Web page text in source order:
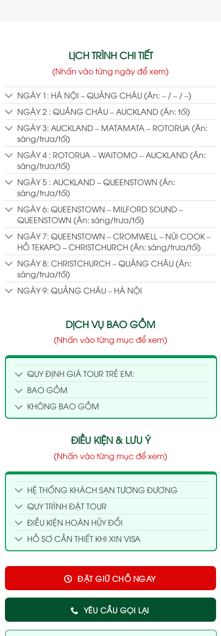
LỊCH TRÌNH CHI TIẾT
(Nhấn vào từng ngày để xem)
NGÀY 1: HÀ NỘI – QUẢNG CHÂU (Ăn: – / – / –)
NGÀY 2 : QUẢNG CHÂU – AUCKLAND (Ăn: tối)
NGÀY 3: AUCKLAND – MATAMATA – ROTORUA (Ăn:
sáng/trưa/tối)
NGÀY 4 : ROTORUA – WAITOMO – AUCKLAND (Ăn:
sáng/trưa/tối)
NGÀY 5 : AUCKLAND – QUEENSTOWN (Ăn:
sáng/trưa/tối)
NGÀY 6: QUEENSTOWN – MILFORD SOUND –
QUEENSTOWN (Ăn: sáng/trưa/tối)
NGÀY 7: QUEENSTOWN – CROMWELL – NÚI COOK –
HỒ TEKAPO – CHRISTCHURCH (Ăn: sáng/trưa/tối)
NGÀY 8: CHRISTCHURCH – QUẢNG CHÂU (Ăn:
sáng/trưa/tối)
NGÀY 9: QUẢNG CHÂU – HÀ NỘI
DỊCH VỤ BAO GỒM
(Nhấn vào từng mục để xem)
QUY ĐỊNH GIÁ TOUR TRẺ EM:
BAO GỒM
KHÔNG BAO GỒM
ĐIỀU KIỆN & LƯU Ý
(Nhấn vào từng mục để xem)
HỆ THỐNG KHÁCH SẠN TƯƠNG ĐƯƠNG
QUY TRÌNH ĐẶT TOUR
ĐIỀU KIỆN HOÀN HỦY ĐỔI
HỒ SƠ CẦN THIẾT KHI XIN VISA
YÊU CẦU GỌI LẠI
ĐẶT GIỮ CHỖ NGAY